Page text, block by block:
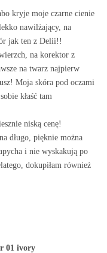
kryje moje czarne cienie
nawilżający, na
jak ten z Delii!!
na korektor z
na twarz najpierw
Moja skóra pod oczami
kłaść tam
niską cenę!
długo, pięknie można
i nie wyskakują po
dokupiłam również
01 ivory